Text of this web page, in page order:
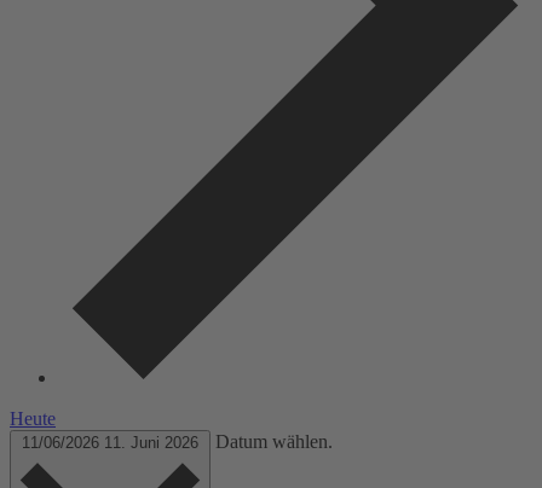
Heute
11/06/2026 11. Juni 2026 Datum wählen.